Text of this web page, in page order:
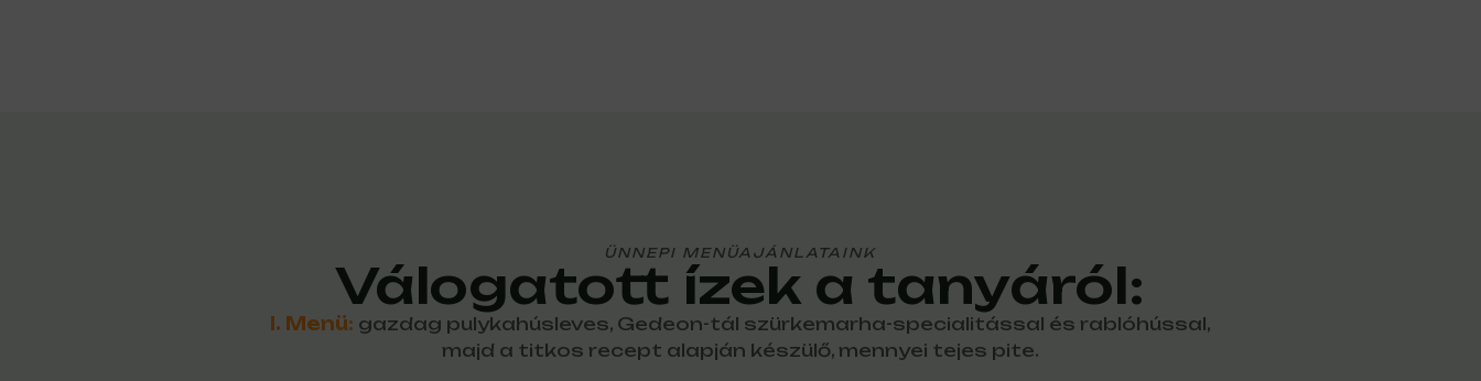
ÜNNEPI MENÜAJÁNLATAINK
Válogatott ízek a tanyáról:
I. Menü: gazdag pulykahúsleves, Gedeon-tál szürkemarha-specialitással és rablóhússal,
majd a titkos recept alapján készülő, mennyei tejes pite.